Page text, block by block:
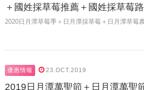
＋國姓採草莓推薦＋國姓採草莓
2020日月潭草莓季＋日月潭採草莓＋日月潭草莓
優惠情報 23.OCT.2019
2019日月潭萬聖節＋日月潭萬聖